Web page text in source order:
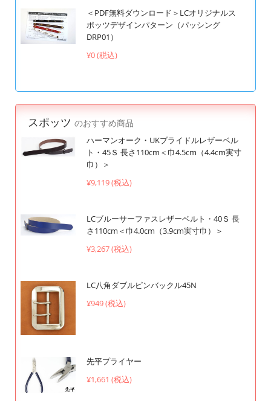
＜PDF無料ダウンロード＞LCオリジナルス
ポッツデザインパターン（パッシング
DRP01）
¥0 (税込)
スポッツ のおすすめ商品
ハーマンオーク・UKブライドルレザーベル
ト・45Ｓ 長さ110cm＜巾4.5cm（4.4cm実寸
巾）＞
¥9,119 (税込)
LCブルーサーファスレザーベルト・40Ｓ 長
さ110cm＜巾4.0cm（3.9cm実寸巾）＞
¥3,267 (税込)
LC八角ダブルピンバックル45N
¥949 (税込)
先平プライヤー
¥1,661 (税込)